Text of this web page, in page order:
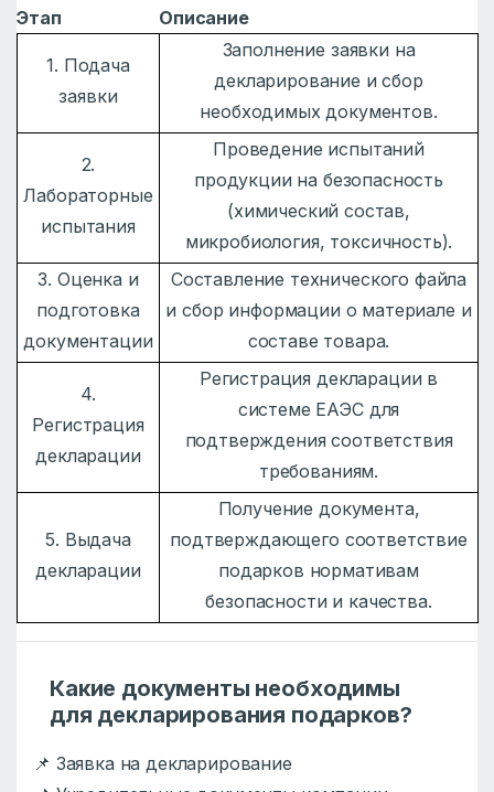
Этап Описание
1. Подача
заявки
Заполнение заявки на
декларирование и сбор
необходимых документов.
2.
Лабораторные
испытания
Проведение испытаний
продукции на безопасность
(химический состав,
микробиология, токсичность).
3. Оценка и
подготовка
документации
Составление технического файла
и сбор информации о материале и
составе товара.
4.
Регистрация
декларации
Регистрация декларации в
системе ЕАЭС для
подтверждения соответствия
требованиям.
5. Выдача
декларации
Получение документа,
подтверждающего соответствие
подарков нормативам
безопасности и качества.
Какие документы необходимы
для декларирования подарков?
📌 Заявка на декларирование